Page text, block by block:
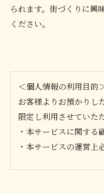
られます。街づくりに興
ください。
＜個人情報の利用目的
お客様よりお預かりし
限定し利用させていた
・本サービスに関する
・本サービスの運営上